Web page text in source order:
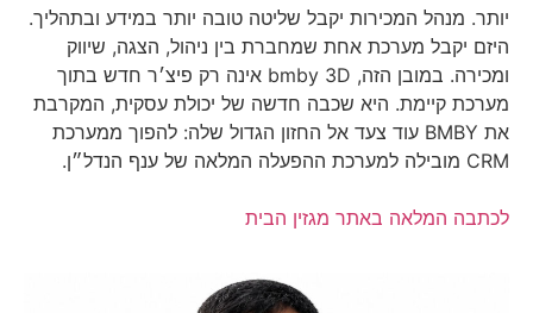
יותר. מנהל המכירות יקבל שליטה טובה יותר במידע ובתהליך.
היזם יקבל מערכת אחת שמחברת בין ניהול, הצגה, שיווק
ומכירה. במובן הזה, bmby 3D אינה רק פיצ׳ר חדש בתוך
מערכת קיימת. היא שכבה חדשה של יכולת עסקית, המקרבת
את BMBY עוד צעד אל החזון הגדול שלה: להפוך ממערכת
CRM מובילה למערכת ההפעלה המלאה של ענף הנדל״ן.
לכתבה המלאה באתר מגזין הבית